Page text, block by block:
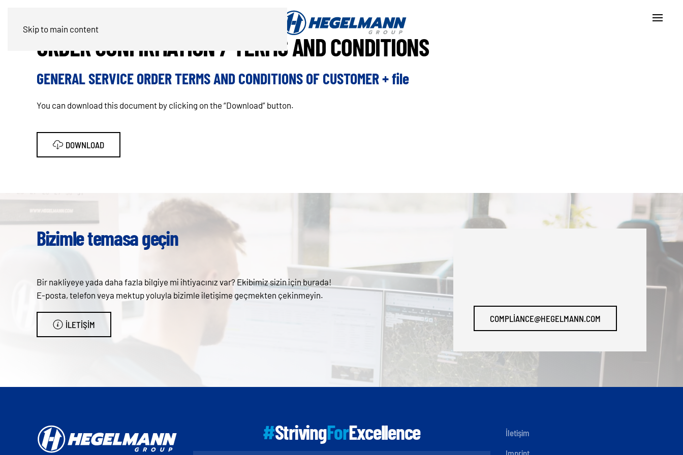
Skip to main content
ORDER CONFIRMATION / TERMS AND CONDITIONS
GENERAL SERVICE ORDER TERMS AND CONDITIONS OF CUSTOMER + file
You can download this document by clicking on the “Download” button.
DOWNLOAD
Bizimle temasa geçin
Bir nakliyeye yada daha fazla bilgiye mi ihtiyacınız var? Ekibimiz sizin için burada!
E-posta, telefon veya mektup yoluyla bizimle iletişime geçmekten çekinmeyin.
İLETIŞIM
COMPLIANCE@HEGELMANN.COM
#StrivingForExcellence
İletişim
Imprint